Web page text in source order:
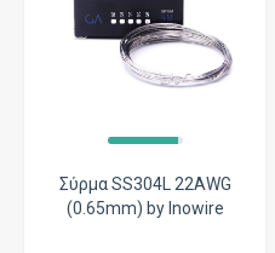
Σύρμα SS304L 22AWG
(0.65mm) by Inowire